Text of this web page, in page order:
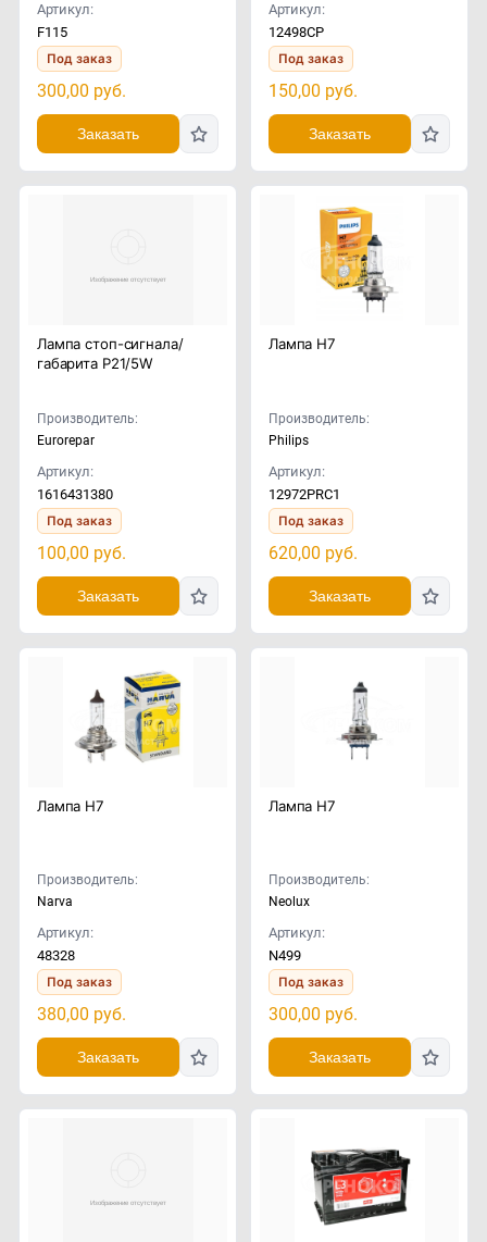
Артикул:
F115
Под заказ
300,00 руб.
Заказать
Артикул:
12498CP
Под заказ
150,00 руб.
Заказать
Лампа стоп-сигнала/
габарита P21/5W
Производитель:
Eurorepar
Артикул:
1616431380
Под заказ
100,00 руб.
Заказать
Лампа H7
Производитель:
Philips
Артикул:
12972PRC1
Под заказ
620,00 руб.
Заказать
Лампа H7
Производитель:
Narva
Артикул:
48328
Под заказ
380,00 руб.
Заказать
Лампа H7
Производитель:
Neolux
Артикул:
N499
Под заказ
300,00 руб.
Заказать